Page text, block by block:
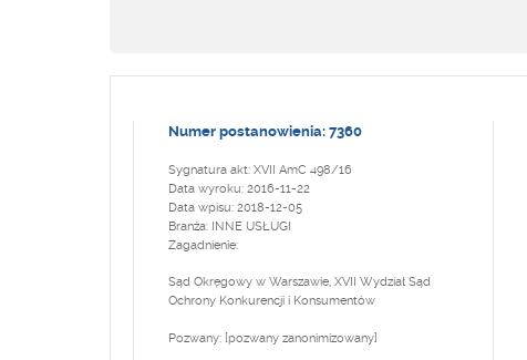
Numer postanowienia: 7360
Sygnatura akt: XVII AmC 498/16
Data wyroku: 2016-11-22
Data wpisu: 2018-12-05
Branża: INNE USŁUGI
Zagadnienie:
Sąd Okręgowy w Warszawie, XVII Wydział Sąd
Ochrony Konkurencji i Konsumentów
Pozwany: [pozwany zanonimizowany]